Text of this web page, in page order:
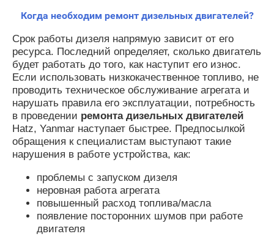
Когда необходим ремонт дизельных двигателей?
Срок работы дизеля напрямую зависит от его
ресурса. Последний определяет, сколько двигатель
будет работать до того, как наступит его износ.
Если использовать низкокачественное топливо, не
проводить техническое обслуживание агрегата и
нарушать правила его эксплуатации, потребность
в проведении ремонта дизельных двигателей
Hatz, Yanmar наступает быстрее. Предпосылкой
обращения к специалистам выступают такие
нарушения в работе устройства, как:
проблемы с запуском дизеля
неровная работа агрегата
повышенный расход топлива/масла
появление посторонних шумов при работе
двигателя